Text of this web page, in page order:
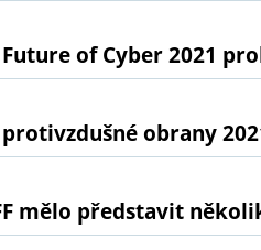
of Cyber 2021
obrany
mělo představit